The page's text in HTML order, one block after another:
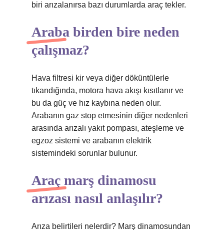
biri arızalanırsa bazı durumlarda araç tekler.
Araba birden bire neden
çalışmaz?
Hava filtresi kir veya diğer döküntülerle
tıkandığında, motora hava akışı kısıtlanır ve
bu da güç ve hız kaybına neden olur.
Arabanın gaz stop etmesinin diğer nedenleri
arasında arızalı yakıt pompası, ateşleme ve
egzoz sistemi ve arabanın elektrik
sistemindeki sorunlar bulunur.
Araç marş dinamosu
arızası nasıl anlaşılır?
Arıza belirtileri nelerdir? Marş dinamosundan